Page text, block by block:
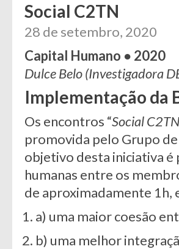
Social C2TN
28 de setembro, 2020
Capital Humano ● 2020
Dulce Belo (Investigadora
Implementação da
Os encontros “Social C2TN
promovida pelo Grupo
objetivo desta iniciativa
humanas entre os
de aproximadamente 1h,
a) uma maior coesão
b) uma melhor